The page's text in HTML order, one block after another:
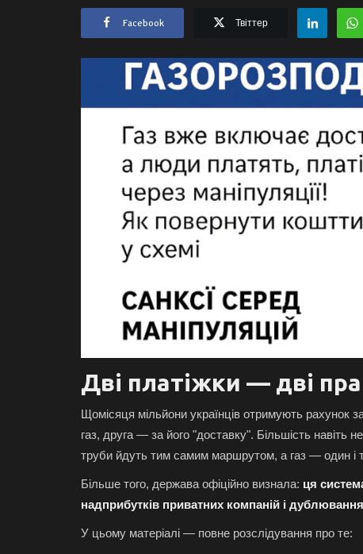
Facebook Твіттер
Дві платіжки — дві
Щомісяця мільйони українців отримують
газ, друга — за його "доставку". Більшість
труби йдуть тим самим маршрутом, а газ — один і
Більше того, держава офіційно визнала: ця
надприбутків приватних компаній і
У цьому матеріалі — повне розслідування про те: